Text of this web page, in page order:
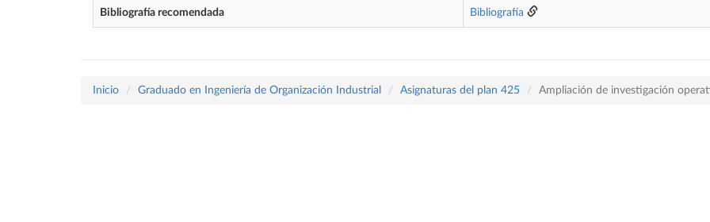
Bibliografía recomendada Bibliografía
Inicio Graduado en Ingeniería de Organización Industrial Asignaturas del plan 425 Ampliación de investigación